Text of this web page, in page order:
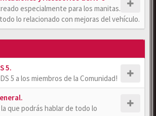
especialmente para los manitas.
lo relacionado con mejoras del vehículo.
5.
5 a los miembros de la Comunidad!
que podrás hablar de todo lo